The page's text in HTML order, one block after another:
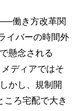
働き方改革関
イバーの時間外
懸念される
ディアではそ
かし、規制開
ころ宅配で大き